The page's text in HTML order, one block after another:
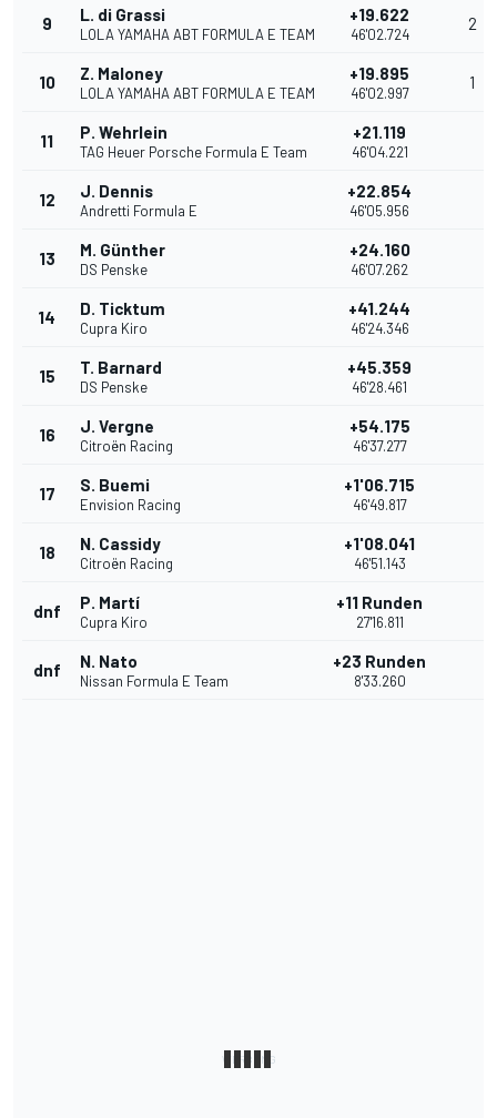
9 L. di Grassi
LOLA YAMAHA ABT FORMULA E TEAM
+19.622
46'02.724
2
10 Z. Maloney
LOLA YAMAHA ABT FORMULA E TEAM
+19.895
46'02.997
1
11 P. Wehrlein
TAG Heuer Porsche Formula E Team
+21.119
46'04.221
12 J. Dennis
Andretti Formula E
+22.854
46'05.956
13 M. Günther
DS Penske
+24.160
46'07.262
14 D. Ticktum
Cupra Kiro
+41.244
46'24.346
15 T. Barnard
DS Penske
+45.359
46'28.461
16 J. Vergne
Citroën Racing
+54.175
46'37.277
17 S. Buemi
Envision Racing
+1'06.715
46'49.817
18 N. Cassidy
Citroën Racing
+1'08.041
46'51.143
dnf P. Martí
Cupra Kiro
+11 Runden
27'16.811
dnf N. Nato
Nissan Formula E Team
+23 Runden
8'33.260